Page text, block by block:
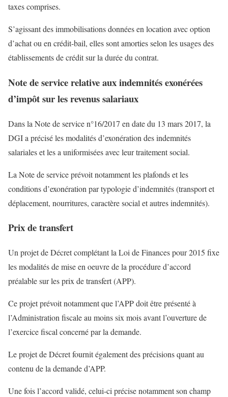
taxes comprises.
S’agissant des immobilisations données en location avec option
d’achat ou en crédit-bail, elles sont amorties selon les usages des
établissements de crédit sur la durée du contrat.
Note de service relative aux indemnités exonérées
d’impôt sur les revenus salariaux
Dans la Note de service n°16/2017 en date du 13 mars 2017, la
DGI a précisé les modalités d’exonération des indemnités
salariales et les a uniformisées avec leur traitement social.
La Note de service prévoit notamment les plafonds et les
conditions d’exonération par typologie d’indemnités (transport et
déplacement, nourritures, caractère social et autres indemnités).
Prix de transfert
Un projet de Décret complétant la Loi de Finances pour 2015 fixe
les modalités de mise en oeuvre de la procédure d’accord
préalable sur les prix de transfert (APP).
Ce projet prévoit notamment que l’APP doit être présenté à
l’Administration fiscale au moins six mois avant l’ouverture de
l’exercice fiscal concerné par la demande.
Le projet de Décret fournit également des précisions quant au
contenu de la demande d’APP.
Une fois l’accord validé, celui-ci précise notamment son champ